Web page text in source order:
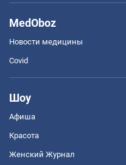
MedOboz
Новости медицины
Covid
Шоу
Афиша
Красота
Женский Журнал